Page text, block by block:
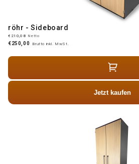
röhr - Sideboard
€210,08 Netto
€250,00 Brutto inkl. MwSt.
Jetzt kaufen